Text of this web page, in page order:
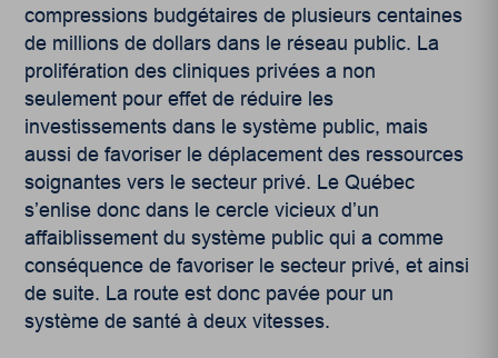
compressions budgétaires de plusieurs centaines
de millions de dollars dans le réseau public. La
prolifération des cliniques privées a non
seulement pour effet de réduire les
investissements dans le système public, mais
aussi de favoriser le déplacement des ressources
soignantes vers le secteur privé. Le Québec
s’enlise donc dans le cercle vicieux d’un
affaiblissement du système public qui a comme
conséquence de favoriser le secteur privé, et ainsi
de suite. La route est donc pavée pour un
système de santé à deux vitesses.